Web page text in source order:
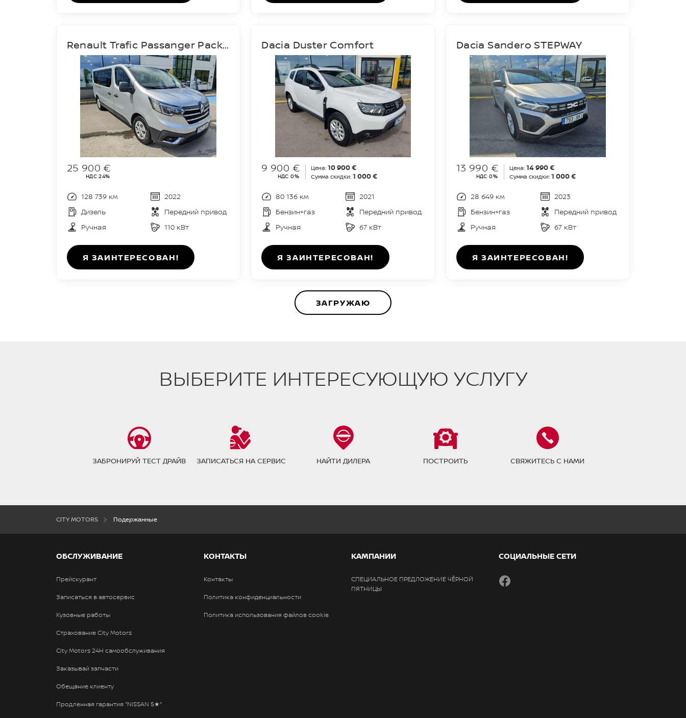
Renault Trafic Passanger Pack Clim L2H1
25 900 €
НДС 24%
128 739 км
2022
Дизель
Передний привод
Ручная
110 кВт
Я ЗАИНТЕРЕСОВАН!
Dacia Duster Comfort
9 900 €
НДС 0%
Цена: 10 900 €
Сумма скидки: 1 000 €
80 136 км
2021
Бензин+газ
Передний привод
Ручная
67 кВт
Я ЗАИНТЕРЕСОВАН!
Dacia Sandero STEPWAY
13 990 €
НДС 0%
Цена: 14 990 €
Сумма скидки: 1 000 €
28 649 км
2023
Бензин+газ
Передний привод
Ручная
67 кВт
Я ЗАИНТЕРЕСОВАН!
ЗАГРУЖАЮ
ВЫБЕРИТЕ ИНТЕРЕСУЮЩУЮ УСЛУГУ
ЗАБРОНИРУЙ ТЕСТ ДРАЙВ ЗАПИСАТЬСЯ НА СЕРВИС НАЙТИ ДИЛЕРА ПОСТРОИТЬ СВЯЖИТЕСЬ С НАМИ
CITY MOTORS Подержанныe
OБСЛУЖИВАНИЕ
Прейскурант
Записаться в автосервис
Kузовные работы
Страхование City Motors
City Motors 24H самообслуживания
Заказывай запчасти
Обещание клиенту
Продленная гарантия "NISSAN 5★"
КОНТАКТЫ
Контакты
Политика конфиденциальности
Политика использования файлов cookie
КАМПАНИИ
СПЕЦИАЛЬНОЕ ПРЕДЛОЖЕНИЕ ЧЁРНОЙ
ПЯТНИЦЫ
СОЦИАЛЬНЫЕ СЕТИ